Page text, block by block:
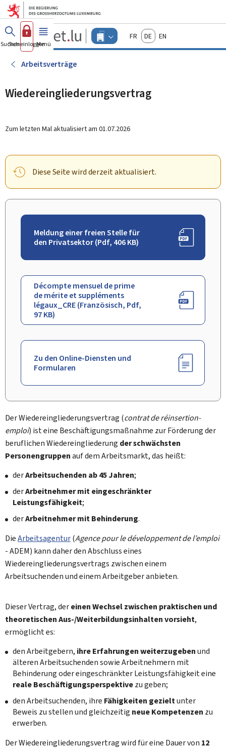
Zum Hauptmenü
Zum Inhalt
Guichet.lu
Changer
d'espace
actif
FrançaisDeutschEnglish
Suchen
Sich einloggen
Menü Haupt-
Arbeitsverträge
Wiedereingliederungsvertrag
Zum letzten Mal aktualisiert am 01.07.2026
Diese Seite wird derzeit aktualisiert.
Meldung einer freien Stelle für
den Privatsektor (Pdf, 406 KB)
Décompte mensuel de prime
de mérite et suppléments
légaux_CRE (Französisch, Pdf,
97 KB)
Zu den Online-Diensten und
Formularen
Der Wiedereingliederungsvertrag (contrat de réinsertion-
emploi) ist eine Beschäftigungsmaßnahme zur Förderung der
beruflichen Wiedereingliederung der schwächsten
Personengruppenauf dem Arbeitsmarkt, das heißt:
derArbeitsuchenden ab 45 Jahren;
derArbeitnehmer mit eingeschränkter
Leistungsfähigkeit;
derArbeitnehmer mit Behinderung.
DieArbeitsagentur(Agence pour le développement de l’emploi
- ADEM) kann daher den Abschluss eines
Wiedereingliederungsvertrags zwischen einem
Arbeitsuchenden und einem Arbeitgeber anbieten.
Dieser Vertrag, dereinen Wechsel zwischen praktischen und
theoretischen Aus-/Weiterbildungsinhalten vorsieht,
ermöglicht es:
den Arbeitgebern, ihre Erfahrungen weiterzugebenund
älteren Arbeitsuchenden sowie Arbeitnehmern mit
Behinderung oder eingeschränkter Leistungsfähigkeit eine
reale Beschäftigungsperspektivezu geben;
den Arbeitsuchenden, ihre Fähigkeiten gezieltunter
Beweis zu stellen und gleichzeitig neue Kompetenzen zu
erwerben.
Der Wiedereingliederungsvertrag wird für eine Dauer von 12